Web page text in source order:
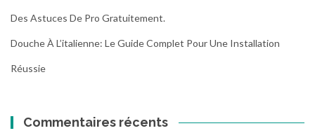
Des Astuces De Pro Gratuitement.
Douche À L’italienne: Le Guide Complet Pour Une Installation
Réussie
Commentaires récents